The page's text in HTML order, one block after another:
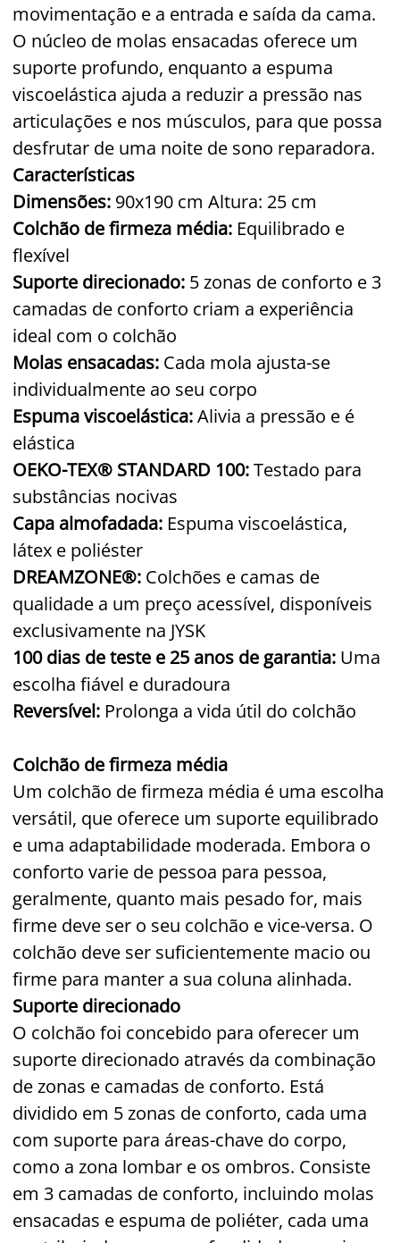
movimentação e a entrada e saída da cama.
O núcleo de molas ensacadas oferece um
suporte profundo, enquanto a espuma
viscoelástica ajuda a reduzir a pressão nas
articulações e nos músculos, para que possa
desfrutar de uma noite de sono reparadora.
Características
Dimensões: 90x190 cm Altura: 25 cm
Colchão de firmeza média: Equilibrado e
flexível
Suporte direcionado: 5 zonas de conforto e 3
camadas de conforto criam a experiência
ideal com o colchão
Molas ensacadas: Cada mola ajusta-se
individualmente ao seu corpo
Espuma viscoelástica:Alivia a pressão e é
elástica
OEKO-TEX® STANDARD 100:Testado para
substâncias nocivas
Capa almofadada: Espuma viscoelástica,
látex e poliéster
DREAMZONE®: Colchões e camas de
qualidade a um preço acessível, disponíveis
exclusivamente na JYSK
100 dias de teste e 25 anos de garantia: Uma
escolha fiável e duradoura
Reversível: Prolonga a vida útil do colchão
Colchão de firmeza média
Um colchão de firmeza média é uma escolha
versátil, que oferece um suporte equilibrado
e uma adaptabilidade moderada. Embora o
conforto varie de pessoa para pessoa,
geralmente, quanto mais pesado for, mais
firme deve ser o seu colchão e vice-versa. O
colchão deve ser suficientemente macio ou
firme para manter a sua coluna alinhada.
Suporte direcionado
O colchão foi concebido para oferecer um
suporte direcionado através da combinação
de zonas e camadas de conforto. Está
dividido em 5 zonas de conforto, cada uma
com suporte para áreas-chave do corpo,
como a zona lombar e os ombros. Consiste
em 3 camadas de conforto, incluindo molas
ensacadas e espuma de poliéter, cada uma